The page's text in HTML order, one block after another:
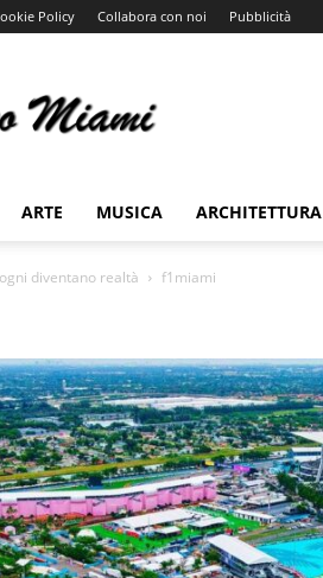
Policy Collabora con noi Pubblicità
Miami
ARTE MUSICA ARCHITETTURA
diventano realtà f1miami